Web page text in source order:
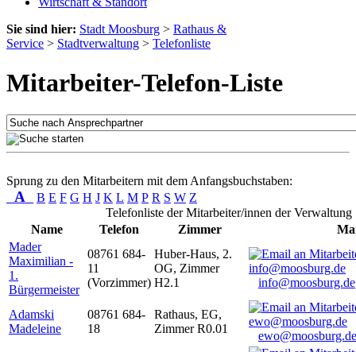
Sie sind hier: Stadt Moosburg > Rathaus &
Service > Stadtverwaltung > Telefonliste
Mitarbeiter-Telefon-Liste
Sprung zu den Mitarbeitern mit dem Anfangsbuchstaben:
A B E F G H J K L M P R S W Z
Telefonliste der Mitarbeiter/innen der Verwaltung
Name
Telefon Zimmer
Mader
Maximilian -
1.
Bürgermeister
08761 684-
11
(Vorzimmer)
Huber-Haus, 2.
OG, Zimmer
H2.1
info@moosburg.de
Adamski
Madeleine
08761 684-
18
Rathaus, EG,
Zimmer R0.01
ewo@moosburg.de